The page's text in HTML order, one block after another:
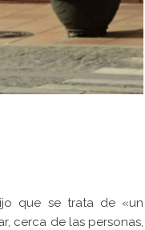
que se trata de «un
cerca de las personas,